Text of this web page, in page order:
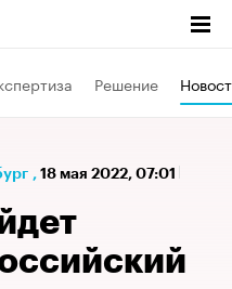
Решение
, 18 мая 2022, 07:01